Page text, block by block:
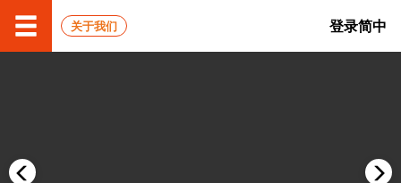
关于我们 登录简中